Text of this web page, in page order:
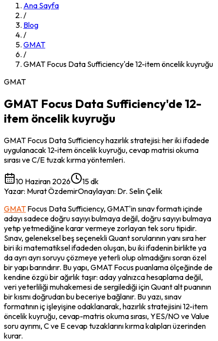
Ana Sayfa
/
Blog
/
GMAT
/
GMAT Focus Data Sufficiency'de 12-item öncelik kuyruğu
GMAT
GMAT Focus Data Sufficiency'de 12-
item öncelik kuyruğu
GMAT Focus Data Sufficiency hazırlık stratejisi: her iki ifadede
uygulanacak 12-item öncelik kuyruğu, cevap matrisi okuma
sırası ve C/E tuzak kırma yöntemleri.
10 Haziran 2026
15 dk
Yazar: Murat ÖzdemirOnaylayan: Dr. Selin Çelik
GMAT Focus Data Sufficiency, GMAT'in sınav formatı içinde
yetıp yetmediğine karar vermeye zorlayan tek soru tipidir.
Sınav, geleneksel beş seçenekli Quant sorularının yanı sıra her
biri iki matematiksel ifadeden oluşan, bu iki ifadenin birlikte ya
da ayrı ayrı soruyu çözmeye yeterli olup olmadığını soran özel
bir yapı barındırır. Bu yapı, GMAT Focus puanlama ölçeğinde de
kendine özgü bir ağırlık taşır: aday yalnızca hesaplama değil,
veri yeterliliği muhakemesi de sergilediği için Quant alt puanının
bir kısmı doğrudan bu beceriye bağlanır. Bu yazı, sınav
formatının iç işleyişine odaklanarak, hazırlık stratejisini 12-item
öncelik kuyruğu, cevap-matris okuma sırası, YES/NO ve Value
soru ayrımı, C ve E cevap tuzaklarını kırma kalıpları üzerinden
kurar.